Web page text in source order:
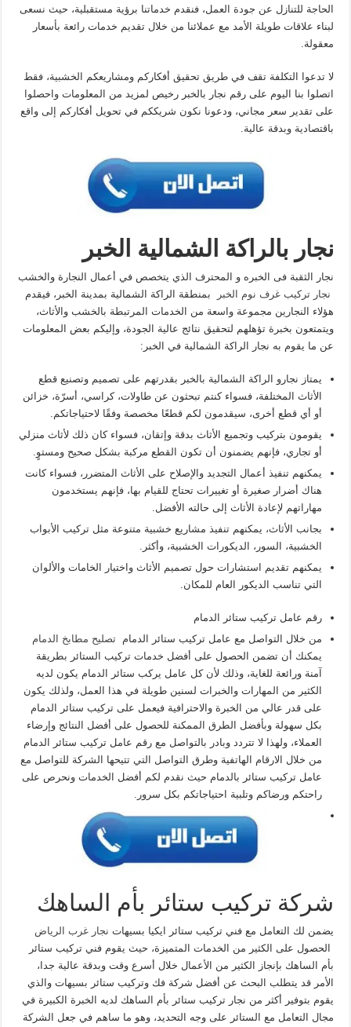
الحاجة للتنازل عن جودة العمل، فنقدم خدماتنا برؤية مستقبلية، حيث نسعى
لبناء علاقات طويلة الأمد مع عملائنا من خلال تقديم خدمات رائعة بأسعار
معقولة.
لا تدعوا التكلفة تقف في طريق تحقيق أفكاركم ومشاريعكم الخشبية، فقط
اتصلوا بنا اليوم على رقم نجار بالخبر رخيص لمزيد من المعلومات واحصلوا
على تقدير سعر مجاني، ودعونا نكون شريككم في تحويل أفكاركم إلى واقع
باقتصادية وبدقة عالية.
نجار بالراكة الشمالية الخبر
نجار الثقبة فى الخبره و المحترف الذي يتخصص في أعمال النجارة والخشب
نجار تركيب غرف نوم الخبر
بمنطقة الراكة الشمالية بمدينة الخبر، فيقدم
هؤلاء النجارين مجموعة واسعة من الخدمات المرتبطة بالخشب والأثاث،
ويتمتعون بخبرة تؤهلهم لتحقيق نتائج عالية الجودة، وإليكم بعض المعلومات
عن ما يقوم به نجار الراكة الشمالية في الخبر:
يمتاز نجارو الراكة الشمالية بالخبر بقدرتهم على تصميم وتصنيع قطع
الأثاث المختلفة، فسواء كنتم تبحثون عن طاولات، كراسي، أسرّة، خزائن
أو أي قطع أخرى، سيقدمون لكم قطعًا مخصصة وفقًا لاحتياجاتكم.
يقومون بتركيب وتجميع الأثاث بدقة وإتقان، فسواء كان ذلك لأثاث منزلي
أو تجاري، فإنهم يضمنون أن تكون القطع مركبة بشكل صحيح ومستوٍ.
يمكنهم تنفيذ أعمال التجديد والإصلاح على الأثاث المتضرر، فسواء كانت
هناك أضرار صغيرة أو تغييرات تحتاج للقيام بها، فإنهم يستخدمون
مهاراتهم لإعادة الأثاث إلى حالته الأفضل.
بجانب الأثاث، يمكنهم تنفيذ مشاريع خشبية متنوعة مثل تركيب الأبواب
الخشبية، السور، الديكورات الخشبية، وأكثر.
يمكنهم تقديم استشارات حول تصميم الأثاث واختيار الخامات والألوان
التي تناسب الديكور العام للمكان.
رقم عامل تركيب ستائر الدمام
من خلال التواصل مع عامل تركيب ستائر الدمامتصليح مطابخ الدمام
يمكنك أن تضمن الحصول على أفضل خدمات تركيب الستائر بطريقة
آمنة ورائعة للغاية، وذلك لأن كل عامل يركب ستائر الدمام يكون لديه
الكثير من المهارات والخبرات لسنين طويلة في هذا العمل، ولذلك يكون
على قدر عالي من الخبرة والاحترافية فيعمل على تركيب ستائر الدمام
بكل سهولة وبأفضل الطرق الممكنة للحصول على أفضل النتائج وإرضاء
العملاء، ولهذا لا تتردد وبادر بالتواصل مع رقم عامل تركيب ستائر الدمام
من خلال الارقام الهاتفية وطرق التواصل التي تتيحها الشركة للتواصل مع
عامل تركيب ستائر بالدمام حيث نقدم لكم أفضل الخدمات ونحرص على
راحتكم ورضاكم وتلبية احتياجاتكم بكل سرور.
شركة تركيب ستائر بأم الساهك
يضمن لك التعامل مع فني تركيب ستائر ايكيا بسيهات نجار غرب الرياض
الحصول على الكثير من الخدمات المتميزة، حيث يقوم فني تركيب ستائر
بأم الساهك بإنجاز الكثير من الأعمال خلال أسرع وقت وبدقة عالية جدا،
الأمر قد يتطلب البحث عن أفضل شركة فك وتركيب ستائر بسيهات والذي
يقوم بتوفير أكثر من نجار تركيب ستائر بأم الساهك لديه الخبرة الكبيرة في
مجال التعامل مع الستائر على وجه التحديد، وهو ما ساهم في جعل الشركة